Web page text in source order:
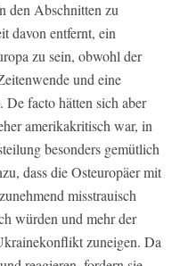
den Abschnitten zu
davon entfernt, ein
zu sein, obwohl der
und eine
De facto hätten sich aber
amerikakritisch war, in
besonders gemütlich
dass die Osteuropäer mit
misstrauisch
würden und mehr der
zuneigen. Da